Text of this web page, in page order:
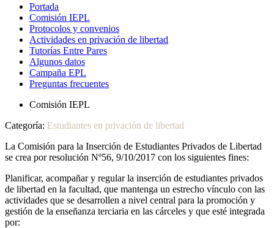
Portada
Comisión IEPL
Protocolos y convenios
Actividades en privación de libertad
Tutorías Entre Pares
Algunos datos
Campaña EPL
Preguntas frecuentes
Comisión IEPL
Categoría: Estudiantes en privación de libertad
La Comisión para la Inserción de Estudiantes Privados de Libertad
se crea por resolución Nº56, 9/10/2017 con los siguientes fines:
Planificar, acompañar y regular la inserción de estudiantes privados
de libertad en la facultad, que mantenga un estrecho vínculo con las
actividades que se desarrollen a nivel central para la promoción y
gestión de la enseñanza terciaria en las cárceles y que esté integrada
por: